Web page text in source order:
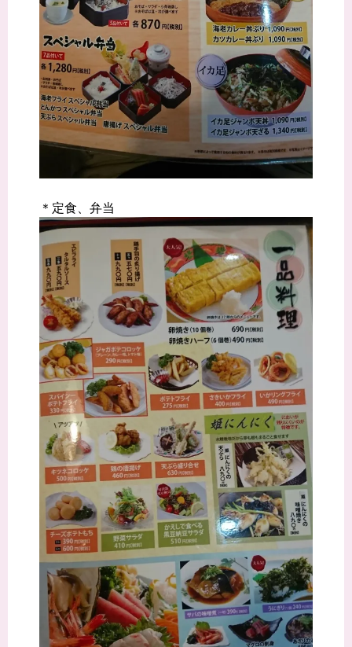
＊定食、弁当